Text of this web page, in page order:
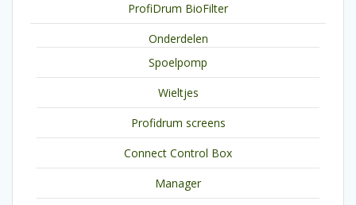
ProfiDrum BioFilter
Onderdelen
Spoelpomp
Wieltjes
Profidrum screens
Connect Control Box
Manager